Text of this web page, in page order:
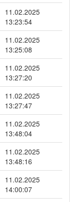
11.02.2025
13:23:54
11.02.2025
13:25:08
11.02.2025
13:27:20
11.02.2025
13:27:47
11.02.2025
13:48:04
11.02.2025
13:48:16
11.02.2025
14:00:07